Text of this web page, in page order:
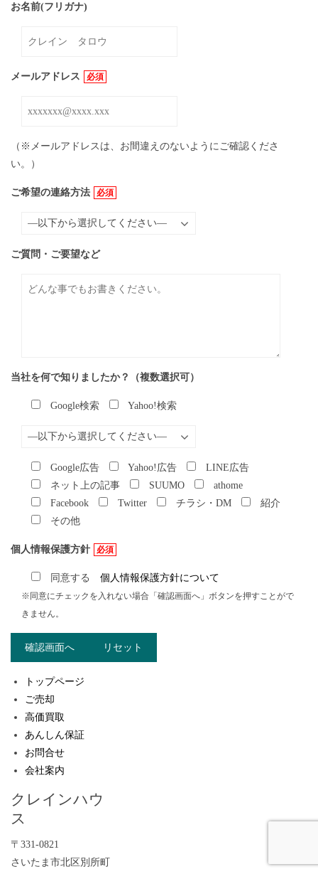
お名前(フリガナ)
メールアドレス 必須
（※メールアドレスは、お間違えのないようにご確認くださ
い。）
ご希望の連絡方法 必須
ご質問・ご要望など
当社を何で知りましたか？（複数選択可）
Google検索 Yahoo!検索
Google広告 Yahoo!広告
LINE広告
ネット上の記事
SUUMO
athome
Facebook
Twitter チラシ・DM
紹介
その他
個人情報保護方針 必須
同意する 個人情報保護方針について
※同意にチェックを入れない場合「確認画面へ」ボタンを押すことがで
きません。
トップページ
ご売却
高価買取
あんしん保証
お問合せ
会社案内
クレインハウ
ス
〒331-0821
さいたま市北区別所町